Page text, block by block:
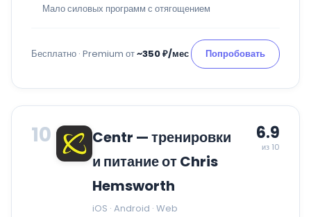
Мало силовых программ с отягощением
Бесплатно · Premium от~350 ₽/мес Попробовать
10
Centr — тренировки
и питание от Chris
Hemsworth
iOS · Android · Web
6.9
из 10